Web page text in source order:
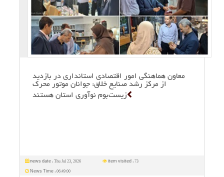
معاون هماهنگی امور اقتصادی استانداری در بازدید
از مركز رشد صنایع خلاق: جوانان موتور محرك
زیست‌بوم نوآوری استان هستند
news date : Thu Jul 23, 2026 item visited : 73
News Time : 06:49:00